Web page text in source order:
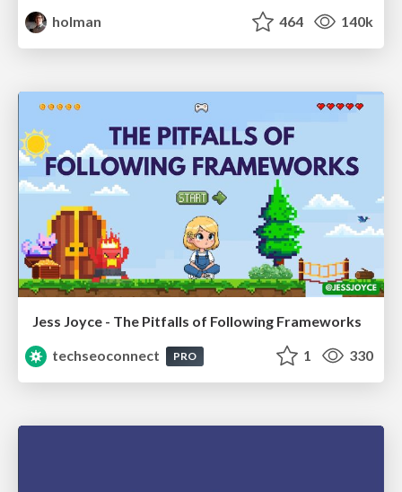
holman
464 140k
Jess Joyce - The Pitfalls of Following Frameworks
techseoconnect
PRO 1 330